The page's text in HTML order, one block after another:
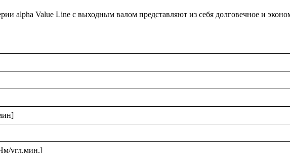
alpha Value Line с выходным валом представляют из себя долговечное и
угл.мин.]